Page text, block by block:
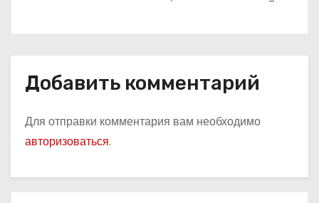
Добавить комментарий
Для отправки комментария вам необходимо
авторизоваться.